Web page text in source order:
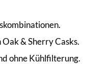
& Sherry Casks.
ohne Kühlfilterung.